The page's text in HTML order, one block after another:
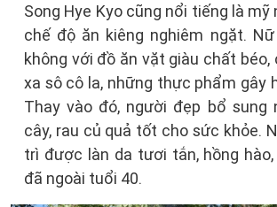
Song Hye Kyo cũng nổi tiếng là mỹ
chế độ ăn kiêng nghiêm ngặt.
không với đồ ăn vặt giàu chất béo,
xa sô cô la, những thực phẩm gây
Thay vào đó, người đẹp bổ sung
cây, rau củ quả tốt cho sức khỏe.
trì được làn da tươi tắn, hồng
đã ngoài tuổi 40.